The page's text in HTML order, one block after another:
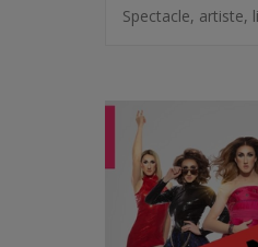
artiste,
lieu...